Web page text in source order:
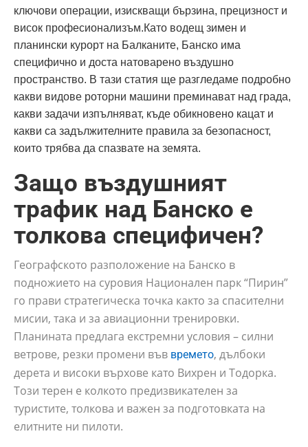
ключови операции, изискващи бързина, прецизност и
висок професионализъм.Като водещ зимен и
планински курорт на Балканите, Банско има
специфично и доста натоварено въздушно
пространство. В тази статия ще разгледаме подробно
какви видове роторни машини преминават над града,
какви задачи изпълняват, къде обикновено кацат и
какви са задължителните правила за безопасност,
които трябва да спазвате на земята.
Защо въздушният
трафик над Банско е
толкова специфичен?
Географското разположение на Банско в
подножието на суровия Национален парк “Пирин”
го прави стратегическа точка както за спасителни
мисии, така и за авиационни тренировки.
Планината предлага екстремни условия – силни
ветрове, резки промени във времето, дълбоки
дерета и високи върхове като Вихрен и Тодорка.
Този терен е колкото предизвикателен за
туристите, толкова и важен за подготовката на
елитните ни пилоти.